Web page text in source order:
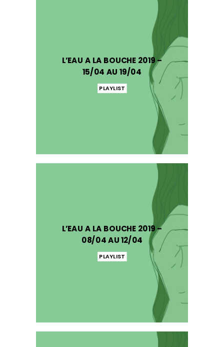
L’EAU A LA BOUCHE 2019 –
15/04 AU 19/04
PLAYLIST
L’EAU A LA BOUCHE 2019 –
08/04 AU 12/04
PLAYLIST